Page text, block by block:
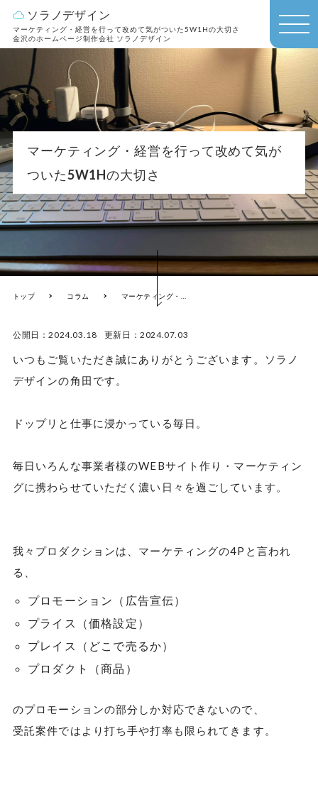
ソラノデザイン
マーケティング・経営を行って改めて気がついた5W1Hの大切さ
金沢のホームページ制作会社 ソラノデザイン
MEN
U
マーケティング・経営を行って改めて気が
ついた5W1Hの大切さ
トップ コラム
公開日：2024.03.18 更新日：2024.07.03
いつもご覧いただき誠にありがとうございます。ソラノ
デザインの角田です。
ドップリと仕事に浸かっている毎日。
毎日いろんな事業者様のWEBサイト作り・マーケティン
グに携わらせていただく濃い日々を過ごしています。
我々プロダクションは、マーケティングの4Pと言われ
る、
プロモーション（広告宣伝）
プライス（価格設定）
プレイス（どこで売るか）
プロダクト（商品）
のプロモーションの部分しか対応できないので、
受託案件ではより打ち手や打率も限られてきます。